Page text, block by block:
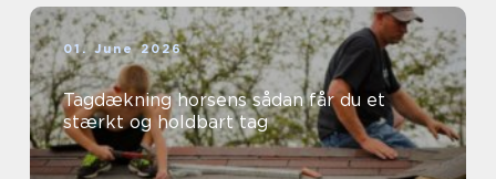
01. June 2026
Tagdækning horsens sådan får du et
stærkt og holdbart tag